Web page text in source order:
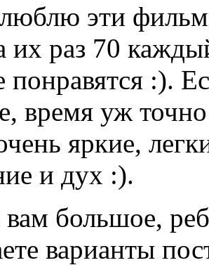
эти
их раз 70
понравятся :).
время уж
яркие,
и дух :).
большое,
варианты